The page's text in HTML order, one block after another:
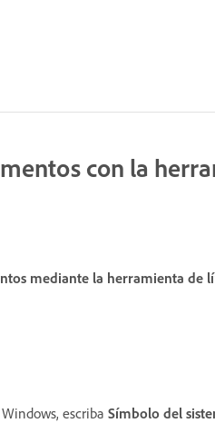
con la
mediante la herramienta de
escriba Símbolo del